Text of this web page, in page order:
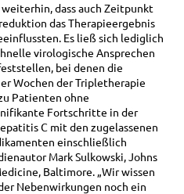
dass auch Zeitpunkt
das Therapieergebnis
Es ließ sich lediglich
virologische Ansprechen
bei denen die
Wochen der Tripletherapie
Patienten ohne
Fortschritte in der
C mit den zugelassenen
einschließlich
Mark Sulkowski, Johns
Baltimore. „Wir wissen
Nebenwirkungen noch ein